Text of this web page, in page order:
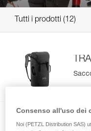
Tutti i prodotti 12
Consenso all'uso dei
Noi (PETZL Distribution SAS)